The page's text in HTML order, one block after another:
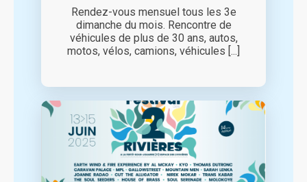
Rendez-vous mensuel tous les 3e
dimanche du mois. Rencontre de
véhicules de plus de 30 ans, autos,
motos, vélos, camions, véhicules [...]